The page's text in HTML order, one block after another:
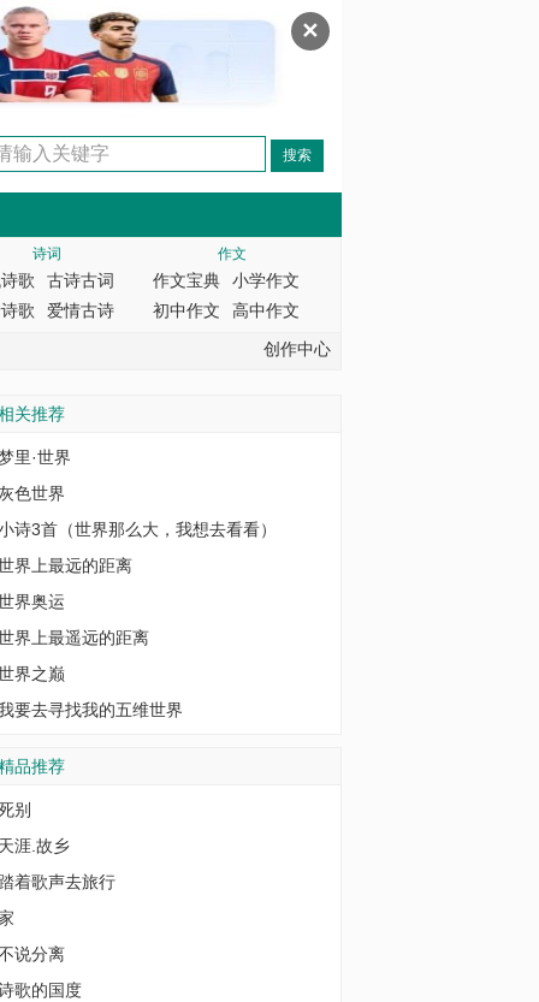
✕
诗词
歌
古诗古词
歌
爱情古诗
作文
作文宝典
小学作文
初中作文
高中作文
创作中心
关推荐
里·世界
色世界
诗3首（世界那么大，我想去看看）
界上最远的距离
界奥运
界上最遥远的距离
界之巅
要去寻找我的五维世界
品推荐
别
涯.故乡
着歌声去旅行
说分离
歌的国度